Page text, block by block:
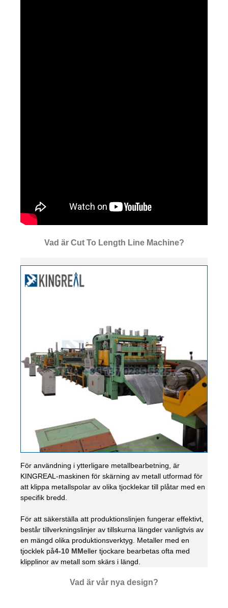
Vad är Cut To Length Line Machine?
För användning i ytterligare metallbearbetning, är
KINGREAL-maskinen för skärning av metall utformad för
att klippa metallspolar av olika tjocklekar till plåtar med en
specifik bredd.
För att säkerställa att produktionslinjen fungerar effektivt,
består tillverkningslinjer av tillskurna längder vanligtvis av
en mängd olika produktionsverktyg. Metaller med en
tjocklek på4-10 MMeller tjockare bearbetas ofta med
klipplinor av metall som skärs i längd.
Vad är vår nya design?